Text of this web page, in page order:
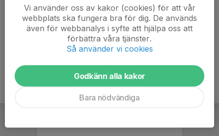
Karin Kangefjärd
Idrottsrabatten
073-909 67 17
k.kangefjard@gmail.com
Vi använder oss av kakor (cookies) för att vår
webbplats ska fungera bra för dig. De används
även för webbanalys i syfte att hjälpa oss att
förbättra våra tjänster.
Så använder vi cookies
Godkänn alla kakor
Bara nödvändiga